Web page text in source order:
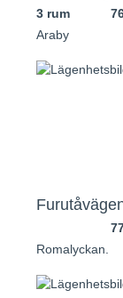
3 rum
Araby
Romalyckan.